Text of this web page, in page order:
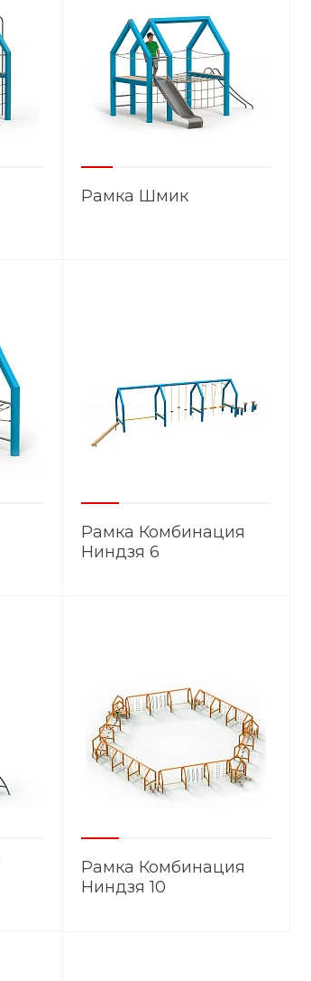
Рамка Шмик
Рамка Комбинация
Ниндзя 6
Рамка Комбинация
Ниндзя 10